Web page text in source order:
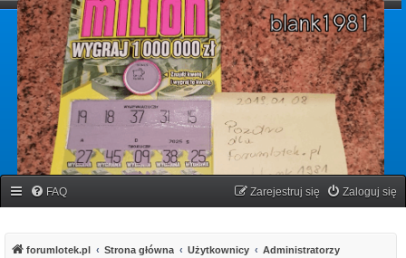
forumlotek.pl
Forum gier liczbowych
FAQ Zaloguj się
Zarejestruj się
forumlotek.pl Strona główna Użytkownicy Administratorzy